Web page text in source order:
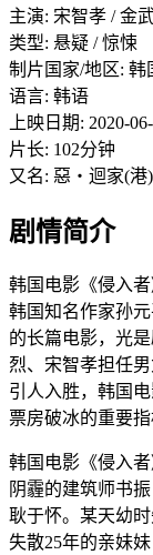
主演: 宋智孝 / 金
类型: 悬疑 / 惊悚
制片国家/地区: 韩
语言: 韩语
上映日期: 2020-
片长: 102分钟
又名: 惡‧迴家(港)
剧情简介
韩国电影《侵入
韩国知名作家孙
的长篇电影，光
烈、宋智孝担任
引人入胜，韩国
票房破冰的重要指
韩国电影《侵入
阴霾的建筑师书
耿于怀。某天幼
失散25年的亲妹